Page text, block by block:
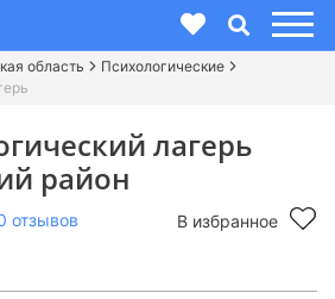
область
Психологические
лагерь
район
отзывов В избранное